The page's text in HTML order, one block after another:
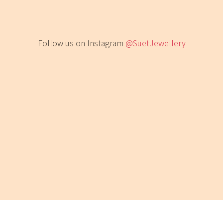
Follow us on Instagram @SuetJewellery